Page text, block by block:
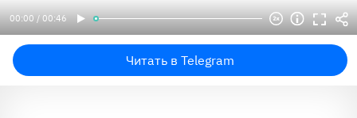
00:00 / 00:46
Читать в Telegram